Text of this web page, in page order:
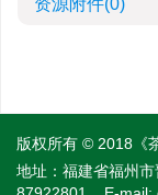
资源附件(0)
版权所有 © 2018《
地址：福建省福州